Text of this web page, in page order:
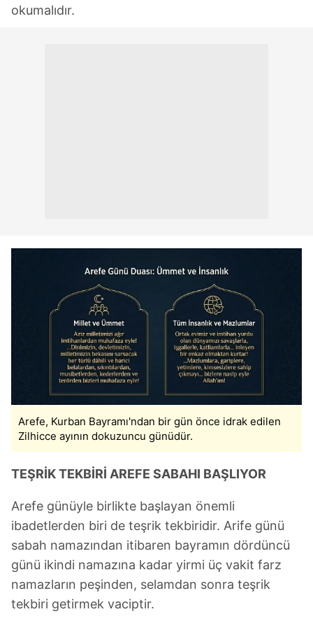
okumalıdır.
Arefe, Kurban Bayramı'ndan bir gün önce idrak edilen
Zilhicce ayının dokuzuncu günüdür.
TEŞRİK TEKBİRİ AREFE SABAHI BAŞLIYOR
Arefe günüyle birlikte başlayan önemli
ibadetlerden biri de teşrik tekbiridir. Arife günü
sabah namazından itibaren bayramın dördüncü
günü ikindi namazına kadar yirmi üç vakit farz
namazların peşinden, selamdan sonra teşrik
tekbiri getirmek vaciptir.